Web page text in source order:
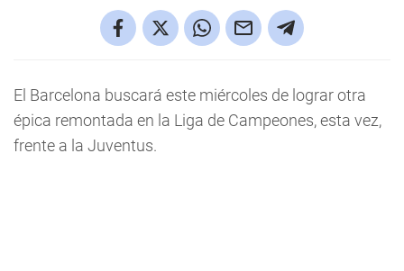
El Barcelona buscará este miércoles de lograr otra
épica remontada en la Liga de Campeones, esta vez,
frente a la Juventus.